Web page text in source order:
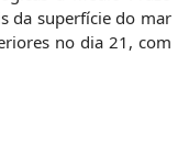
da superfície do mar
no dia 21, com